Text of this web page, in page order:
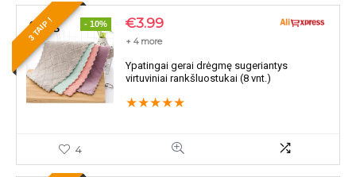
3 TAIP ! - 10% €3.99
+ 4 more
Ypatingai gerai drėgmę sugeriantys
virtuviniai rankšluostukai (8 vnt.)
★★★★★
4